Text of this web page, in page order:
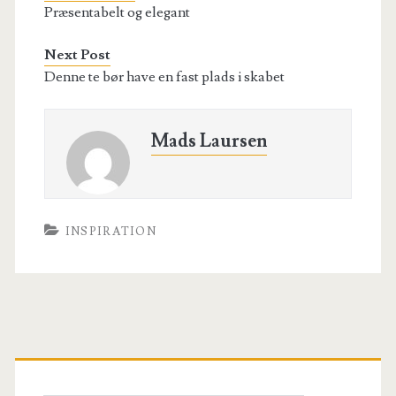
Præsentabelt og elegant
Next Post
Denne te bør have en fast plads i skabet
Mads Laursen
INSPIRATION
Primary